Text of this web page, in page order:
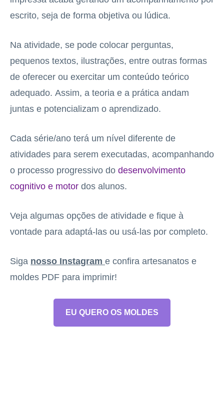
escrito, seja de forma objetiva ou lúdica.
Na atividade, se pode colocar perguntas,
pequenos textos, ilustrações, entre outras formas
de oferecer ou exercitar um conteúdo teórico
adequado. Assim, a teoria e a prática andam
juntas e potencializam o aprendizado.
Cada série/ano terá um nível diferente de
atividades para serem executadas, acompanhando
o processo progressivo do desenvolvimento
cognitivo e motor dos alunos.
Veja algumas opções de atividade e fique à
vontade para adaptá-las ou usá-las por completo.
Siga nosso Instagram e confira artesanatos e
moldes PDF para imprimir!
EU QUERO OS MOLDES